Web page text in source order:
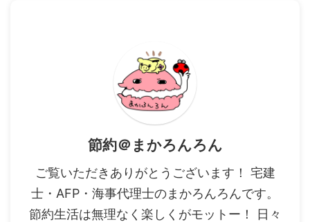
節約＠まかろんろん
ご覧いただきありがとうございます！ 宅建
士・AFP・海事代理士のまかろんろんです。
節約生活は無理なく楽しくがモットー！ 日々